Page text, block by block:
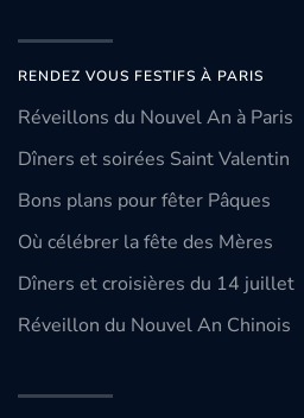
RENDEZ VOUS FESTIFS À PARIS
Réveillons du Nouvel An à Paris
Dîners et soirées Saint Valentin
Bons plans pour fêter Pâques
Où célébrer la fête des Mères
Dîners et croisières du 14 juillet
Réveillon du Nouvel An Chinois